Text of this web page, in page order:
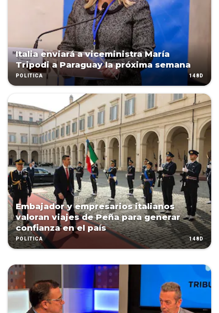
Italia enviará a viceministra María
Tripodi a Paraguay la próxima semana
POLÍTICA 148D
Embajador y empresarios italianos
valoran viajes de Peña para generar
confianza en el país
POLÍTICA 148D